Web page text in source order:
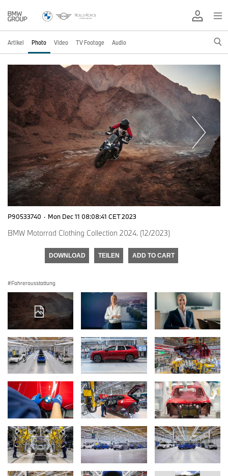
Artikel Photo Video TV Footage Audio
P90533740 · Mon Dec 11 08:08:41 CET 2023
BMW Motorrad Clothing Collection 2024. (12/2023)
DOWNLOAD TEILEN ADD TO CART
Fahrerausstattung